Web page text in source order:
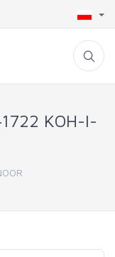
KOH-I-